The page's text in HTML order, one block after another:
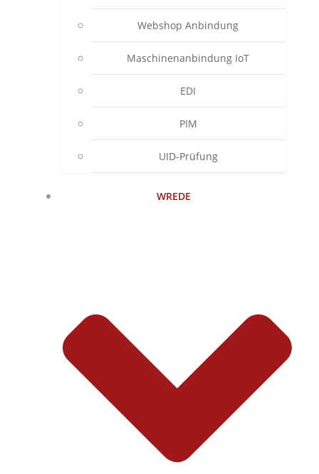
Webshop Anbindung
Maschinenanbindung IoT
EDI
PIM
UID-Prüfung
WREDE